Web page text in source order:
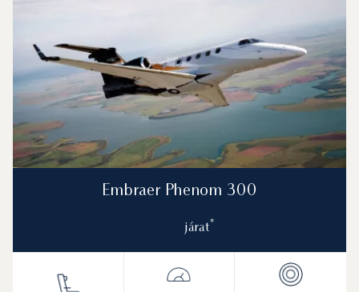
Embraer Phenom 300
járat*